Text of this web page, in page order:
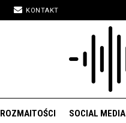
KONTAKT
ROZMAITOŚCI SOCIAL MEDIA